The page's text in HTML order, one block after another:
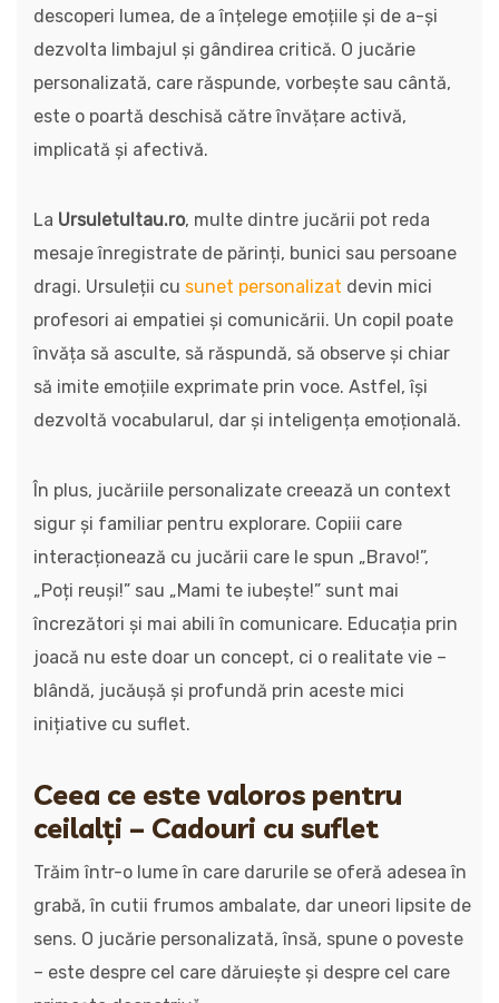
descoperi lumea, de a înțelege emoțiile și de a-și
dezvolta limbajul și gândirea critică. O jucărie
personalizată, care răspunde, vorbește sau cântă,
este o poartă deschisă către învățare activă,
implicată și afectivă.
La Ursuletultau.ro, multe dintre jucării pot reda
mesaje înregistrate de părinți, bunici sau persoane
dragi. Ursuleții cu sunet personalizat devin mici
profesori ai empatiei și comunicării. Un copil poate
învăța să asculte, să răspundă, să observe și chiar
să imite emoțiile exprimate prin voce. Astfel, își
dezvoltă vocabularul, dar și inteligența emoțională.
În plus, jucăriile personalizate creează un context
sigur și familiar pentru explorare. Copiii care
interacționează cu jucării care le spun „Bravo!”,
„Poți reuși!” sau „Mami te iubește!” sunt mai
încrezători și mai abili în comunicare. Educația prin
joacă nu este doar un concept, ci o realitate vie –
blândă, jucăușă și profundă prin aceste mici
inițiative cu suflet.
Ceea ce este valoros pentru
ceilalți – Cadouri cu suflet
Trăim într-o lume în care darurile se oferă adesea în
grabă, în cutii frumos ambalate, dar uneori lipsite de
sens. O jucărie personalizată, însă, spune o poveste
– este despre cel care dăruiește și despre cel care